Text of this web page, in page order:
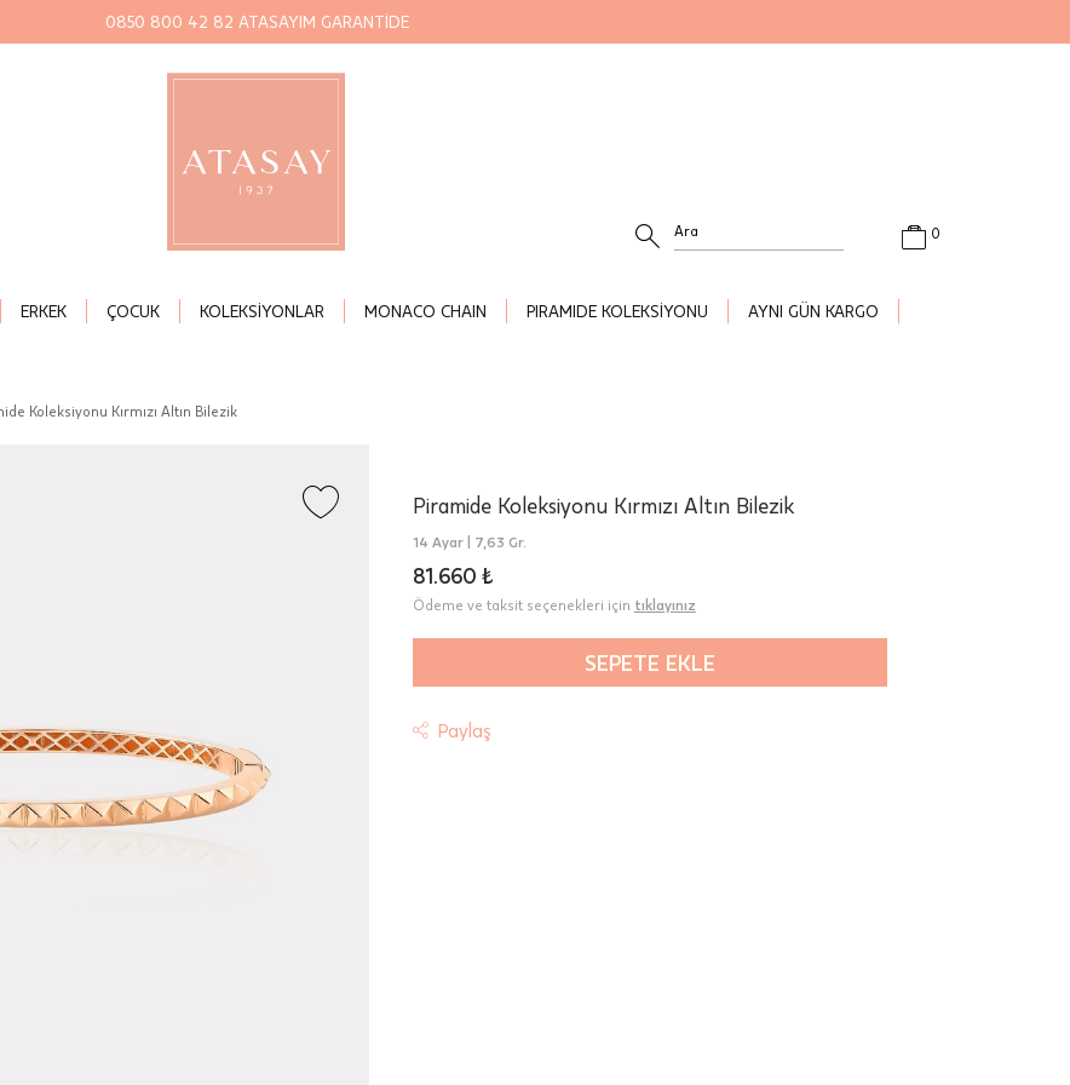
0850 800 42 82 ATASAYIM GARANTİDE
ERKEK ÇOCUK KOLEKSİYONLAR MONACO CHAIN PIRAMIDE KOLEKSİYONU AYNI GÜN KARGO
0
Koleksiyonu Kırmızı Altın Bilezik
Piramide Koleksiyonu Kırmızı Altın Bilezik
14 Ayar | 7,63 Gr.
81.660 ₺
Ödeme ve taksit seçenekleri için tıklayınız
SEPETE EKLE
Paylaş